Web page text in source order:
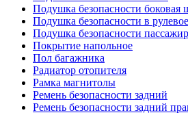
Подушка безопасности боковая
Подушка безопасности в
Подушка безопасности
Покрытие напольное
Пол багажника
Радиатор отопителя
Рамка магнитолы
Ремень безопасности задний
Ремень безопасности задний